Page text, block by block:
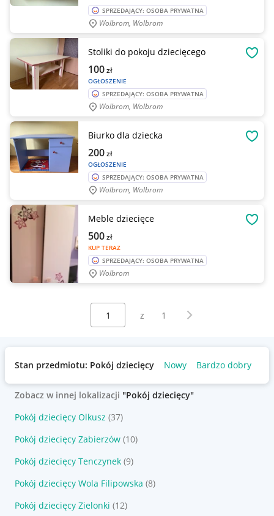
SPRZEDAJĄCY: OSOBA PRYWATNA
Wolbrom, Wolbrom
Stoliki do pokoju dziecięcego
OGŁOSZENIE
100zł
SPRZEDAJĄCY: OSOBA PRYWATNA
Wolbrom, Wolbrom
Biurko dla dziecka
OGŁOSZENIE
200zł
SPRZEDAJĄCY: OSOBA PRYWATNA
Wolbrom, Wolbrom
Meble dziecięce
KUP TERAZ
500zł
SPRZEDAJĄCY: OSOBA PRYWATNA
Wolbrom
Wybierz stronę:
z 1 Następna strona
Stan przedmiotu: Pokój dziecięcy Nowy Bardzo dobry
Zobacz w innej lokalizacji "Pokój dziecięcy"
Pokój dziecięcy Olkusz (37)
Pokój dziecięcy Zabierzów (10)
Pokój dziecięcy Tenczynek (9)
Pokój dziecięcy Wola Filipowska (8)
Pokój dziecięcy Zielonki (12)